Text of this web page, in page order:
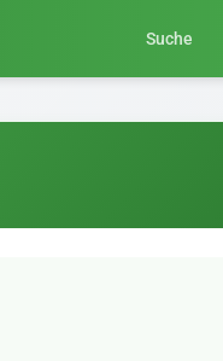
Suche